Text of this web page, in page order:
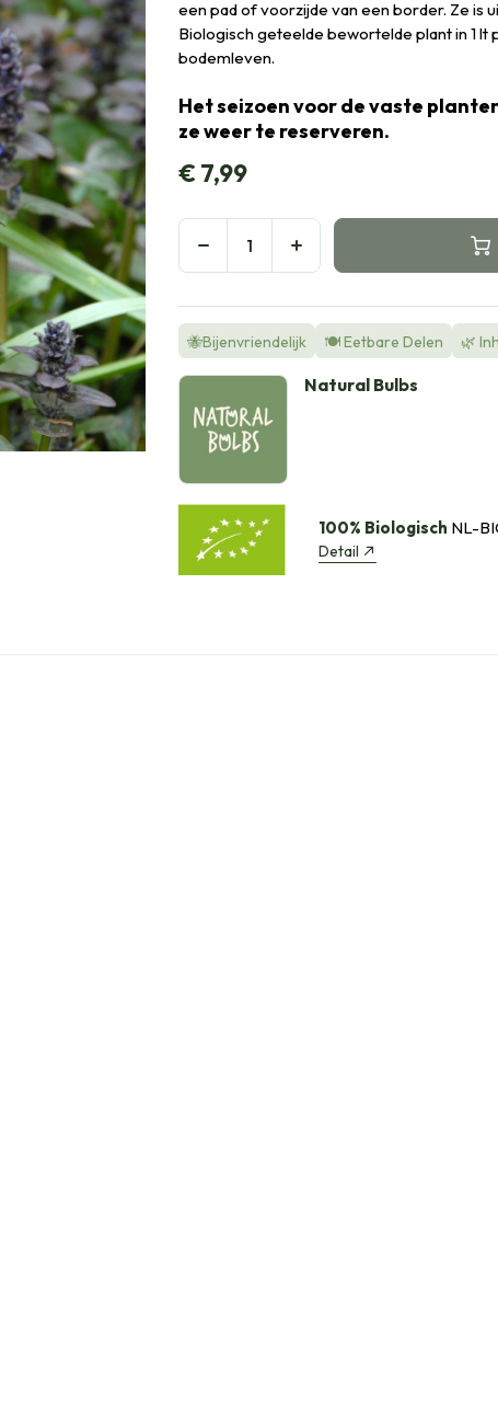
een pad of voorzijde van een border. Ze is
Biologisch geteelde bewortelde plant in 1
bodemleven.
Het seizoen voor de vaste
ze weer te reserveren.
€7,99
🐝Bijenvriendelijk 🍽️ Eetbare Delen 🌿
Natural Bulbs
100% Biologisch NL-
Detail